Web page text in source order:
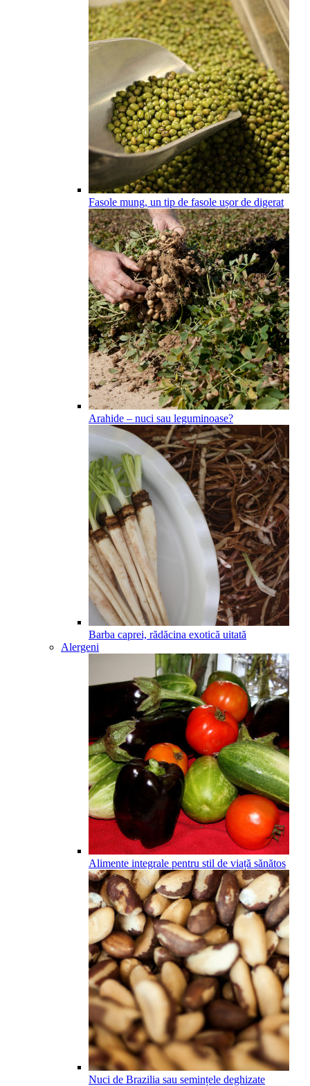
Fasole mung, un tip de fasole ușor de digerat
Arahide – nuci sau leguminoase?
Barba caprei, rădăcina exotică uitată
Alergeni
Alimente integrale pentru stil de viață sănătos
Nuci de Brazilia sau semințele deghizate